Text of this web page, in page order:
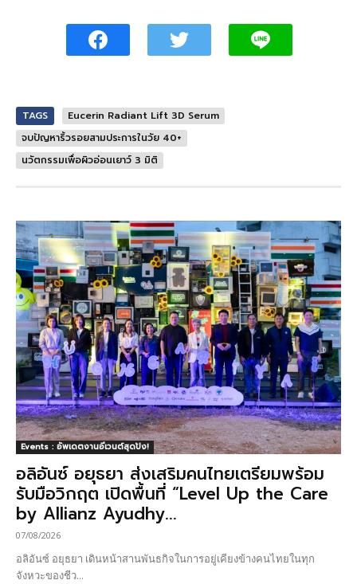
TAGS
Eucerin Radiant Lift 3D Serum
จบปัญหาริ้วรอยสามประการในวัย 40+
นวัตกรรมเพื่อผิวอ่อนเยาว์ 3 มิติ
Events : อัพเดตงานอีเวนต์สุดปัง!
อลิอันซ์ อยุธยา ส่งเสริมคนไทยเตรียมพร้อม
รับมือวิกฤต เปิดพื้นที่ “Level Up the Care
by Allianz Ayudhy...
07/08/2026
อลิอันซ์ อยุธยา เดินหน้าสานพันธกิจในการอยู่เคียงข้างคนไทยในทุก
จังหวะของชีว...